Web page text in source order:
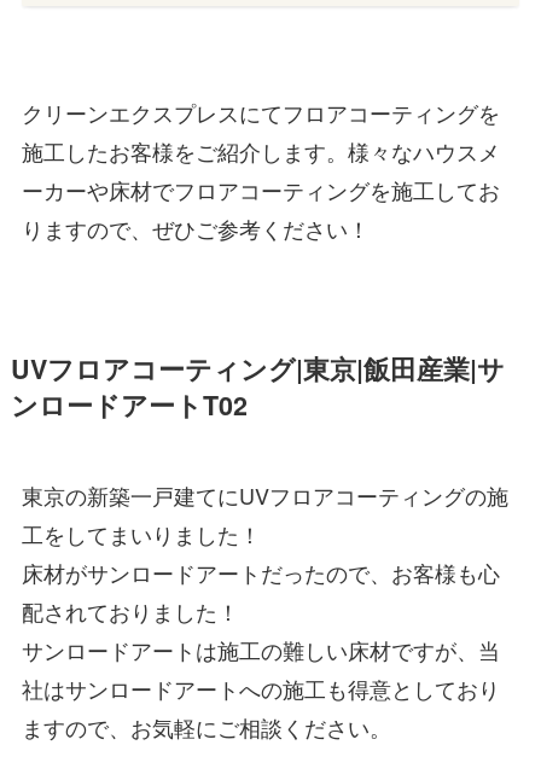
クリーンエクスプレスにてフロアコーティングを
施工したお客様をご紹介します。様々なハウスメ
ーカーや床材でフロアコーティングを施工してお
りますので、ぜひご参考ください！
UVフロアコーティング|東京|飯田産業|サ
ンロードアートT02
東京の新築一戸建てにUVフロアコーティングの施
工をしてまいりました！
床材がサンロードアートだったので、お客様も心
配されておりました！
サンロードアートは施工の難しい床材ですが、当
社はサンロードアートへの施工も得意としており
ますので、お気軽にご相談ください。